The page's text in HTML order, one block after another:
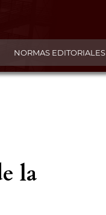
NORMAS EDITORIALES
la